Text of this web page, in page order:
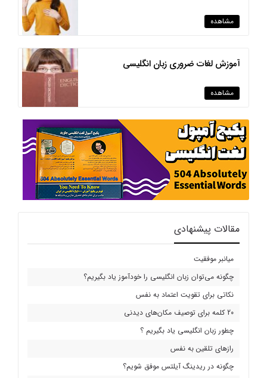
مشاهده
آموزش لغات ضروری زبان انگلیسی
مشاهده
مقالات پیشنهادی
میانبر موفقیت
چگونه می‌توان زبان انگلیسی را خودآموز یاد بگیریم؟
نکاتی برای تقویت اعتماد به نفس
20 کلمه برای توصیف مکان‌های دیدنی
چطور زبان انگلیسی یاد بگیریم ؟
رازهای تلقین به نفس
چگونه در ریدینگ آیلتس موفق شویم؟